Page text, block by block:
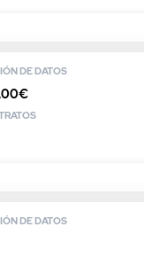
DE DATOS
DE DATOS